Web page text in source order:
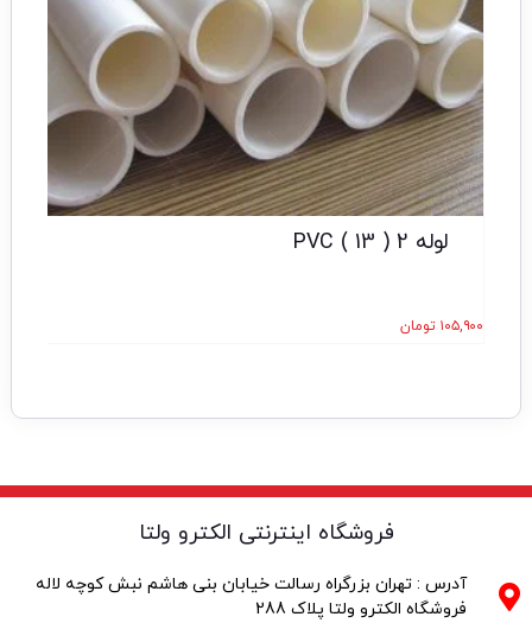
لوله 2 ( 13 ) PVC
۱۰۵,۹۰۰ تومان
فروشگاه اینترنتی الکترو ولتا
آدرس : تهران بزرگراه رسالت خیابان بنی هاشم نبش کوچه لاله
فروشگاه الکترو ولتا پلاک 288